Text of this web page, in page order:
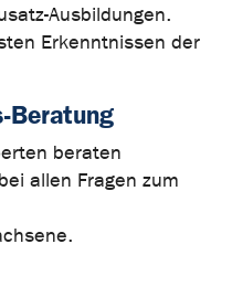
Ausbildungen.
Erkenntnissen der
Beratung
beraten
allen Fragen zum